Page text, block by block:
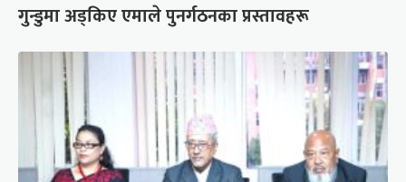
गुन्डुमा अड्किए एमाले पुनर्गठनका प्रस्तावहरू